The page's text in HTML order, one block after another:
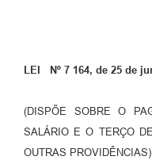
Audiências Públicas
Editais
LEI Nº 7 164, de 25 de
(DISPÕE SOBRE O
SALÁRIO E O TERÇO
OUTRAS PROVIDÊNCIAS)